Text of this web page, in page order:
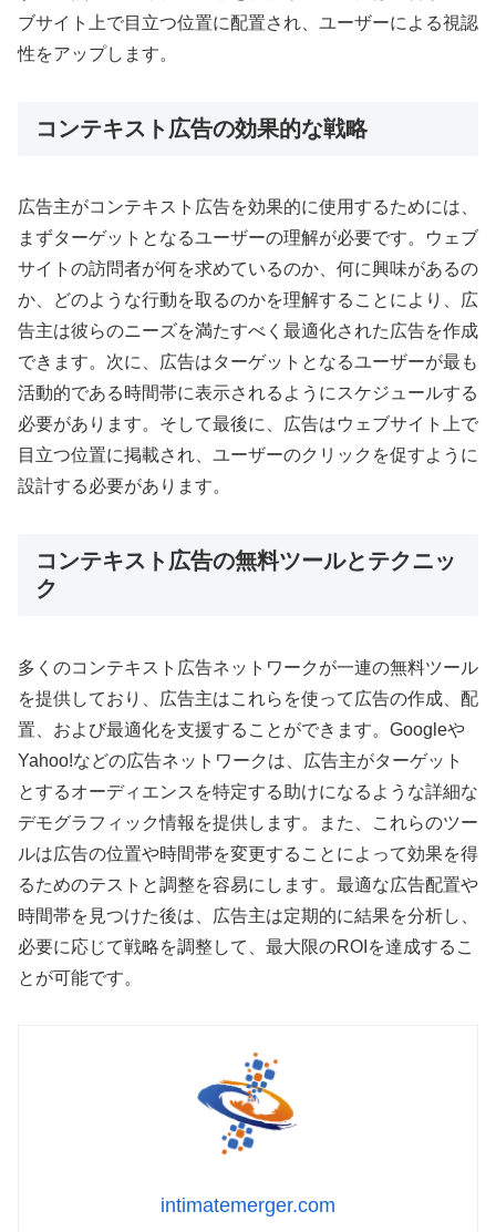
ブサイト上で目立つ位置に配置され、ユーザーによる視認
性をアップします。
コンテキスト広告の効果的な戦略
広告主がコンテキスト広告を効果的に使用するためには、
まずターゲットとなるユーザーの理解が必要です。ウェブ
サイトの訪問者が何を求めているのか、何に興味があるの
か、どのような行動を取るのかを理解することにより、広
告主は彼らのニーズを満たすべく最適化された広告を作成
できます。次に、広告はターゲットとなるユーザーが最も
活動的である時間帯に表示されるようにスケジュールする
必要があります。そして最後に、広告はウェブサイト上で
目立つ位置に掲載され、ユーザーのクリックを促すように
設計する必要があります。
コンテキスト広告の無料ツールとテクニッ
ク
多くのコンテキスト広告ネットワークが一連の無料ツール
を提供しており、広告主はこれらを使って広告の作成、配
置、および最適化を支援することができます。Googleや
Yahoo!などの広告ネットワークは、広告主がターゲット
とするオーディエンスを特定する助けになるような詳細な
デモグラフィック情報を提供します。また、これらのツー
ルは広告の位置や時間帯を変更することによって効果を得
るためのテストと調整を容易にします。最適な広告配置や
時間帯を見つけた後は、広告主は定期的に結果を分析し、
必要に応じて戦略を調整して、最大限のROIを達成するこ
とが可能です。
intimatemerger.com